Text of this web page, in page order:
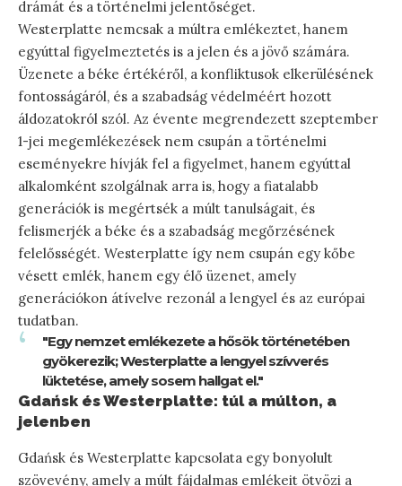
drámát és a történelmi jelentőséget.
Westerplatte nemcsak a múltra emlékeztet, hanem
egyúttal figyelmeztetés is a jelen és a jövő számára.
Üzenete a béke értékéről, a konfliktusok elkerülésének
fontosságáról, és a szabadság védelméért hozott
áldozatokról szól. Az évente megrendezett szeptember
1-jei megemlékezések nem csupán a történelmi
eseményekre hívják fel a figyelmet, hanem egyúttal
alkalomként szolgálnak arra is, hogy a fiatalabb
generációk is megértsék a múlt tanulságait, és
felismerjék a béke és a szabadság megőrzésének
felelősségét. Westerplatte így nem csupán egy kőbe
vésett emlék, hanem egy élő üzenet, amely
generációkon átívelve rezonál a lengyel és az európai
tudatban.
"Egy nemzet emlékezete a hősök történetében
gyökerezik; Westerplatte a lengyel szívverés
lüktetése, amely sosem hallgat el."
Gdańsk és Westerplatte: túl a múlton, a
jelenben
Gdańsk és Westerplatte kapcsolata egy bonyolult
szövevény, amely a múlt fájdalmas emlékeit ötvözi a